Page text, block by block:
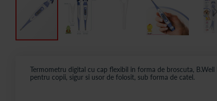
Termometru digital cu cap flexibil in forma de broscuta,
pentru copii, sigur si usor de folosit, sub forma de catel.